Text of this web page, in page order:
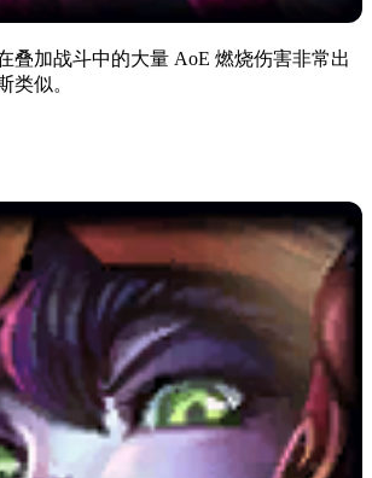
叠加战斗中的大量 AoE 燃烧伤害非常出
类似。